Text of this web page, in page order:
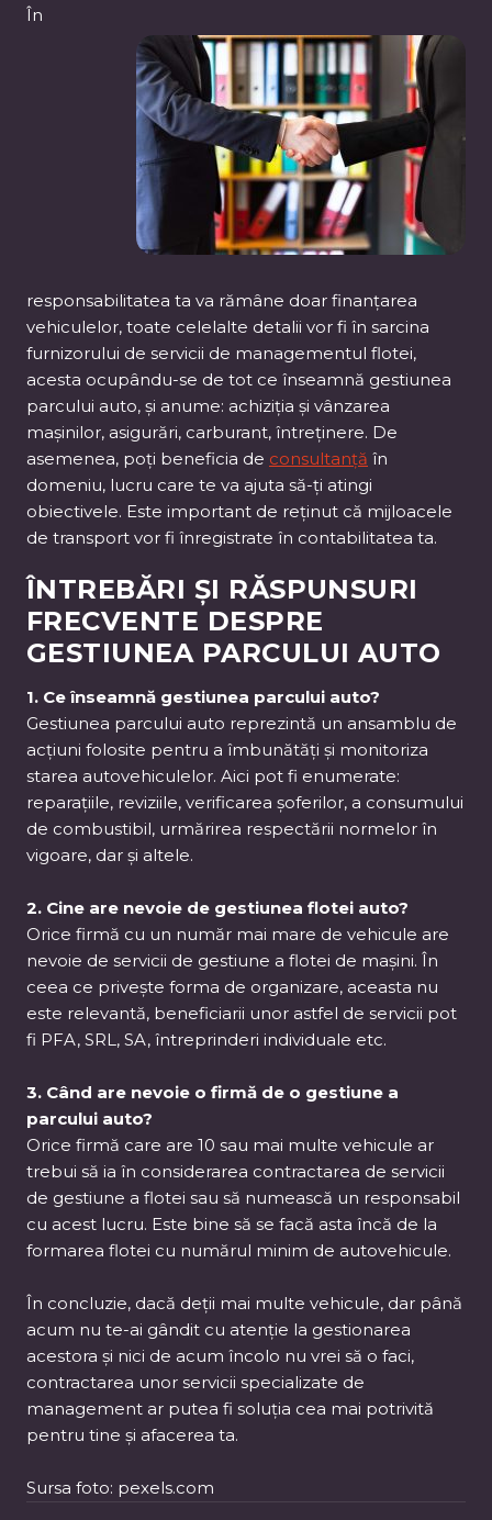
În
responsabilitatea ta va rămâne doar finanțarea
vehiculelor, toate celelalte detalii vor fi în sarcina
furnizorului de servicii de managementul flotei,
acesta ocupându-se de tot ce înseamnă gestiunea
parcului auto, și anume: achiziția și vânzarea
mașinilor, asigurări, carburant, întreținere. De
asemenea, poți beneficia de consultanță în
domeniu, lucru care te va ajuta să-ți atingi
obiectivele. Este important de reținut că mijloacele
de transport vor fi înregistrate în contabilitatea ta.
ÎNTREBĂRI ȘI RĂSPUNSURI
FRECVENTE DESPRE
GESTIUNEA PARCULUI AUTO
1. Ce înseamnă gestiunea parcului auto?
Gestiunea parcului auto reprezintă un ansamblu de
acțiuni folosite pentru a îmbunătăți și monitoriza
starea autovehiculelor. Aici pot fi enumerate:
reparațiile, reviziile, verificarea șoferilor, a consumului
de combustibil, urmărirea respectării normelor în
vigoare, dar și altele.
2. Cine are nevoie de gestiunea flotei auto?
Orice firmă cu un număr mai mare de vehicule are
nevoie de servicii de gestiune a flotei de mașini. În
ceea ce privește forma de organizare, aceasta nu
este relevantă, beneficiarii unor astfel de servicii pot
fi PFA, SRL, SA, întreprinderi individuale etc.
3. Când are nevoie o firmă de o gestiune a
parcului auto?
Orice firmă care are 10 sau mai multe vehicule ar
trebui să ia în considerarea contractarea de servicii
de gestiune a flotei sau să numească un responsabil
cu acest lucru. Este bine să se facă asta încă de la
formarea flotei cu numărul minim de autovehicule.
În concluzie, dacă deții mai multe vehicule, dar până
acum nu te-ai gândit cu atenție la gestionarea
acestora și nici de acum încolo nu vrei să o faci,
contractarea unor servicii specializate de
management ar putea fi soluția cea mai potrivită
pentru tine și afacerea ta.
Sursa foto: pexels.com